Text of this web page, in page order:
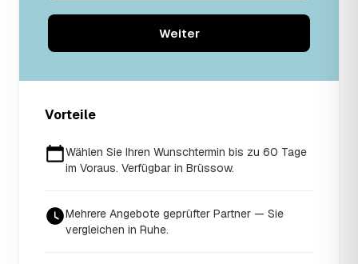
Weiter
Vorteile
Wählen Sie Ihren Wunschtermin bis zu 60 Tage
im Voraus. Verfügbar in Brüssow.
Mehrere Angebote geprüfter Partner — Sie
vergleichen in Ruhe.